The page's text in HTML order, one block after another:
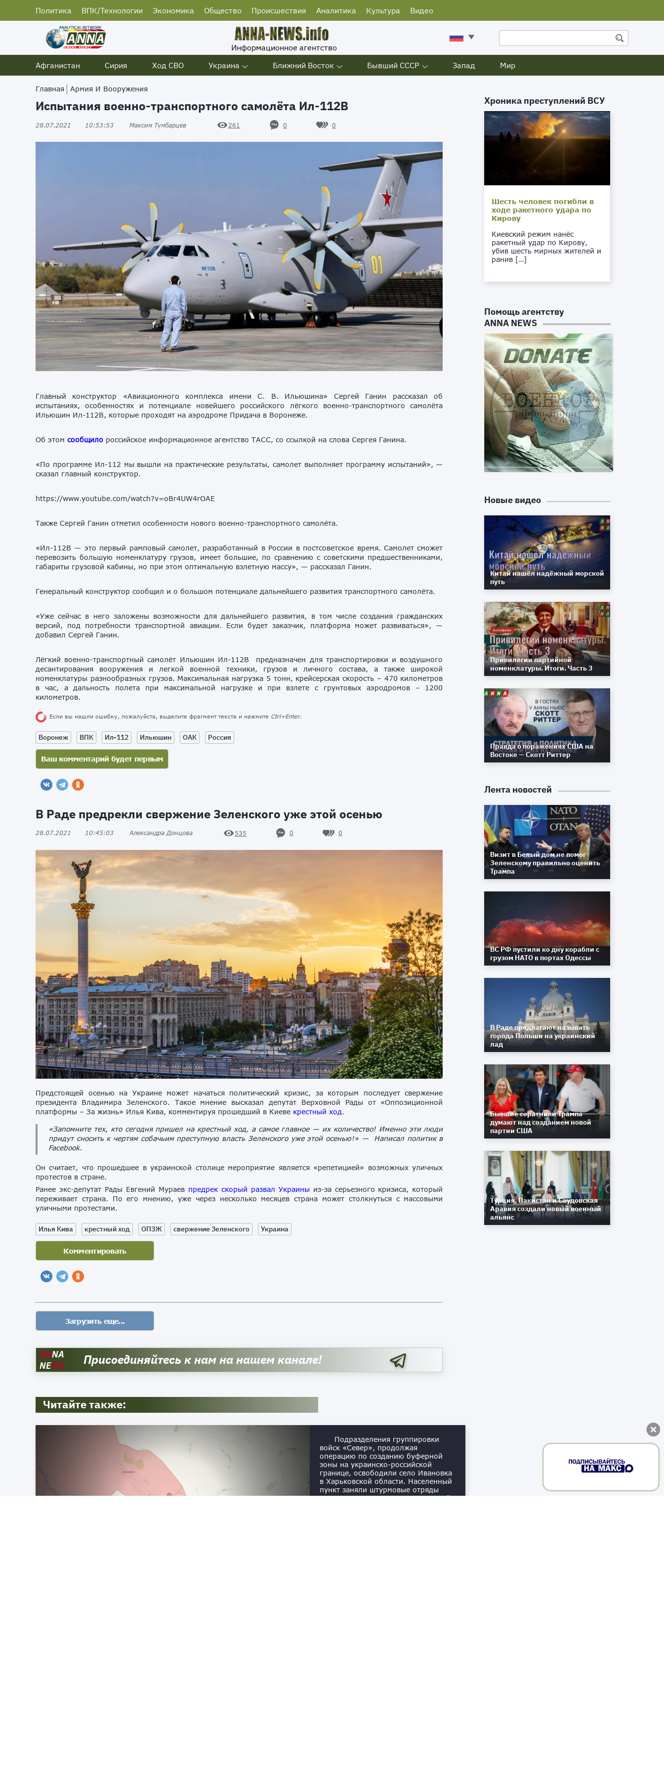
Политика ВПК/Технологии Экономика Общество Происшествия Аналитика Культура Видео
Информационное агентство
Афганистан
Сирия Ход СВО Украина Ближний Восток Бывший СССР Запад Мир
Главная Армия И Вооружения
Испытания военно-транспортного самолёта Ил-112В
28.07.2021 10:53:53 Максим Тумбарцев 261 0 0
Главный конструктор «Авиационного комплекса имени С. В. Ильюшина» Сергей Ганин рассказал об
испытаниях, особенностях и потенциале новейшего российского лёгкого военно-транспортного самолёта
Ильюшин Ил-112В, которые проходят на аэродроме Придача в Воронеже.
Об этом сообщило российское информационное агентство ТАСС, со ссылкой на слова Сергея Ганина.
«По программе Ил-112 мы вышли на практические результаты, самолет выполняет программу испытаний», —
сказал главный конструктор.
https://www.youtube.com/watch?v=oBr4UW4rOAE
Также Сергей Ганин отметил особенности нового военно-транспортного самолёта.
«Ил-112В — это первый рамповый самолет, разработанный в России в постсоветское время. Самолет сможет
перевозить большую номенклатуру грузов, имеет большие, по сравнению с советскими предшественниками,
габариты грузовой кабины, но при этом оптимальную взлетную массу», — рассказал Ганин.
Генеральный конструктор сообщил и о большом потенциале дальнейшего развития транспортного самолёта.
«Уже сейчас в него заложены возможности для дальнейшего развития, в том числе создания гражданских
версий, под потребности транспортной авиации. Если будет заказчик, платформа может развиваться», —
добавил Сергей Ганин.
Лёгкий военно-транспортный самолёт Ильюшин Ил-112В предназначен для транспортировки и воздушного
десантирования вооружения и легкой военной техники, грузов и личного состава, а также широкой
номенклатуры разнообразных грузов. Максимальная нагрузка 5 тонн, крейсерская скорость – 470 километров
в час, а дальность полета при максимальной нагрузке и при взлете с грунтовых аэродромов – 1200
километров.
Если вы нашли ошибку, пожалуйста, выделите фрагмент текста и нажмите Ctrl+Enter.
Воронеж ВПК Ил-112 Ильюшин ОАК Россия
В Раде предрекли свержение Зеленского уже этой осенью
28.07.2021 10:45:03 Александра Донцова 535 0 0
Предстоящей осенью на Украине может начаться политический кризис, за которым последует свержение
президента Владимира Зеленского. Такое мнение высказал депутат Верховной Рады от «Оппозиционной
платформы – За жизнь» Илья Кива, комментируя прошедший в Киеве крестный ход.
«Запомните тех, кто сегодня пришел на крестный ход, а самое главное — их количество! Именно эти люди
придут сносить к чертям собачьим преступную власть Зеленского уже этой осенью!» — Написал политик в
Facebook.
Он считает, что прошедшее в украинской столице мероприятие является «репетицией» возможных уличных
протестов в стране.
Ранее экс-депутат Рады Евгений Мураев предрек скорый развал Украины из-за серьезного кризиса, который
переживает страна. По его мнению, уже через несколько месяцев страна может столкнуться с массовыми
уличными протестами.
Илья Кива крестный ход ОПЗЖ свержение Зеленского Украина
ANNA
NEWS Присоединяйтесь к нам на нашем канале!
Читайте также:
Подразделения группировки
войск «Север», продолжая
операцию по созданию буферной
зоны на украинско-российской
границе, освободили село Ивановка
в Харьковской области. Населенный
пункт заняли штурмовые отряды
126-го мотострелкового полка 71-й
Хроника преступлений ВСУ
Шесть человек погибли в
ходе ракетного удара по
Кирову
Киевский режим нанёс
ракетный удар по Кирову,
убив шесть мирных жителей и
ранив […]
Помощь агентству
ANNA NEWS
Новые видео
Китай нашёл надёжный морской
путь
Привилегии партийной
номенклатуры. Итоги. Часть 3
Правда о поражениях США на
Востоке — Скотт Риттер
Лента новостей
Визит в Белый дом не помог
Зеленскому правильно оценить
Трампа
ВС РФ пустили ко дну корабли с
грузом НАТО в портах Одессы
В Раде предлагают называть
города Польши на украинский
лад
Бывшие соратники Трампа
думают над созданием новой
партии США
Турция, Пакистан и Саудовская
Аравия создали новый военный
альянс